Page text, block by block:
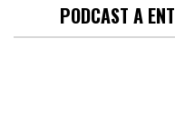
PODCAST A